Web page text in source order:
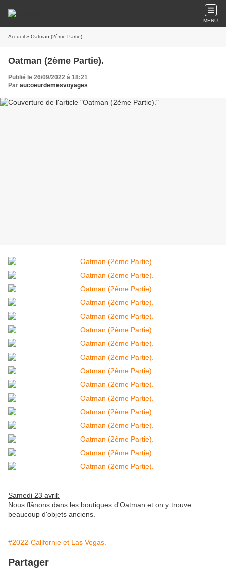
MENU
Accueil » Oatman (2ème Partie).
Oatman (2ème Partie).
Publié le 26/09/2022 à 18:21
Par aucoeurdemesvoyages
Samedi 23 avril:
Nous flânons dans les boutiques d'Oatman et on y trouve
beaucoup d'objets anciens.
#2022-Californie et Las Vegas.
Partager